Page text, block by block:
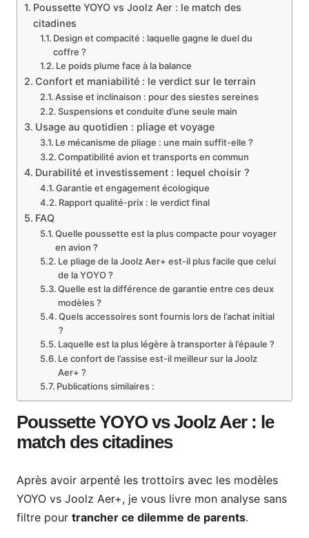
Poussette YOYO vs Joolz Aer : le match des
citadines
Design et compacité : laquelle gagne le duel du
coffre ?
Le poids plume face à la balance
Confort et maniabilité : le verdict sur le terrain
Assise et inclinaison : pour des siestes sereines
Suspensions et conduite d’une seule main
Usage au quotidien : pliage et voyage
Le mécanisme de pliage : une main suffit-elle ?
Compatibilité avion et transports en commun
Durabilité et investissement : lequel choisir ?
Garantie et engagement écologique
Rapport qualité-prix : le verdict final
FAQ
Quelle poussette est la plus compacte pour voyager
en avion ?
Le pliage de la Joolz Aer+ est-il plus facile que celui
de la YOYO ?
Quelle est la différence de garantie entre ces deux
modèles ?
Quels accessoires sont fournis lors de l’achat initial
?
Laquelle est la plus légère à transporter à l’épaule ?
Le confort de l’assise est-il meilleur sur la Joolz
Aer+ ?
Publications similaires :
Poussette YOYO vs Joolz Aer : le
match des citadines
Après avoir arpenté les trottoirs avec les modèles
YOYO vs Joolz Aer+, je vous livre mon analyse sans
filtre pour trancher ce dilemme de parents.